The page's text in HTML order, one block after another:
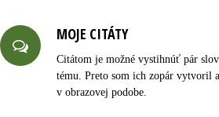
MOJE CITÁTY
Citátom je možné vystihnúť pár
tému. Preto som ich zopár vytvoril
v obrazovej podobe.